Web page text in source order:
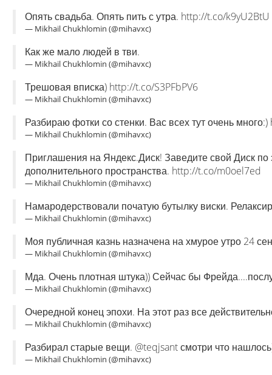
Опять свадьба. Опять пить с утра. http://t.co/k9yU2BtU
— Mikhail Chukhlomin (@mihavxc)
Как же мало людей в тви.
— Mikhail Chukhlomin (@mihavxc)
Трешовая вписка) http://t.co/S3PFbPV6
— Mikhail Chukhlomin (@mihavxc)
Разбираю фотки со стенки. Вас всех тут очень
— Mikhail Chukhlomin (@mihavxc)
Приглашения на Яндекс.Диск! Заведите свой Диск по
дополнительного пространства. http://t.co/m0oel7ed
— Mikhail Chukhlomin (@mihavxc)
Намародерствовали початую бутылку виски.
— Mikhail Chukhlomin (@mihavxc)
Моя публичная казнь назначена на хмурое утро 24
— Mikhail Chukhlomin (@mihavxc)
Мда. Очень плотная штука)) Сейчас бы
— Mikhail Chukhlomin (@mihavxc)
Очередной конец эпохи. На этот раз все
— Mikhail Chukhlomin (@mihavxc)
Разбирал старые вещи. @teqjsant смотри что
— Mikhail Chukhlomin (@mihavxc)